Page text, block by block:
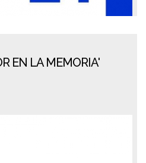
EN LA MEMORIA'